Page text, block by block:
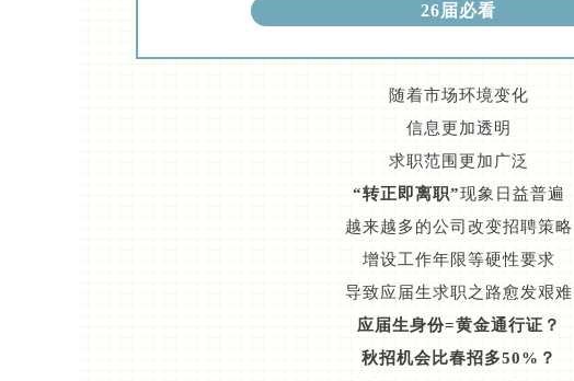
26届必看
随着市场环境变化
信息更加透明
求职范围更加广泛
“转正即离职”现象日益普遍
越来越多的公司改变招聘策略
增设工作年限等硬性要求
导致应届生求职之路愈发艰难
应届生身份=黄金通行证？
秋招机会比春招多50%？